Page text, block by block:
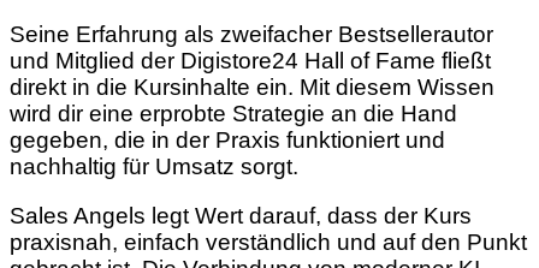
Seine Erfahrung als zweifacher Bestsellerautor
und Mitglied der Digistore24 Hall of Fame fließt
direkt in die Kursinhalte ein. Mit diesem Wissen
wird dir eine erprobte Strategie an die Hand
gegeben, die in der Praxis funktioniert und
nachhaltig für Umsatz sorgt.
Sales Angels legt Wert darauf, dass der Kurs
praxisnah, einfach verständlich und auf den Punkt